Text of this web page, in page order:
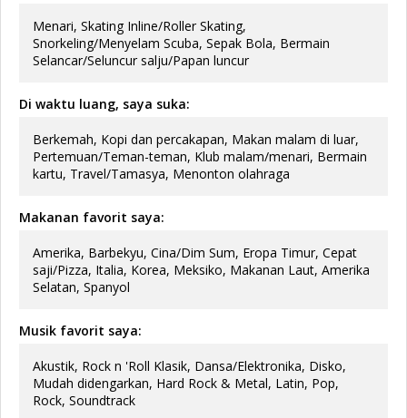
Menari, Skating Inline/Roller Skating,
Snorkeling/Menyelam Scuba, Sepak Bola, Bermain
Selancar/Seluncur salju/Papan luncur
Di waktu luang, saya suka:
Berkemah, Kopi dan percakapan, Makan malam di luar,
Pertemuan/Teman-teman, Klub malam/menari, Bermain
kartu, Travel/Tamasya, Menonton olahraga
Makanan favorit saya:
Amerika, Barbekyu, Cina/Dim Sum, Eropa Timur, Cepat
saji/Pizza, Italia, Korea, Meksiko, Makanan Laut, Amerika
Selatan, Spanyol
Musik favorit saya:
Akustik, Rock n 'Roll Klasik, Dansa/Elektronika, Disko,
Mudah didengarkan, Hard Rock & Metal, Latin, Pop,
Rock, Soundtrack